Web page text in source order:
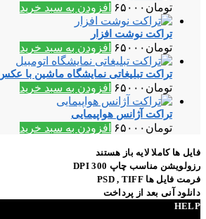
تومان ۶۵۰۰۰ افزودن به سبد خرید
تراکت نوشت افزار
تومان ۶۵۰۰۰ افزودن به سبد خرید
تراکت تبلیغاتی نمایشگاه ماشین با
تومان ۶۵۰۰۰ افزودن به سبد خرید
تراکت آژانس هواپیمایی
تومان ۶۵۰۰۰ افزودن به سبد خرید
فایل ها کاملا لایه باز هستند
رزولویشن مناسب چاپ 300 DPI
فرمت فایل ها PSD , TIFF
دانلود آنی بعد از پرداخت
HELP